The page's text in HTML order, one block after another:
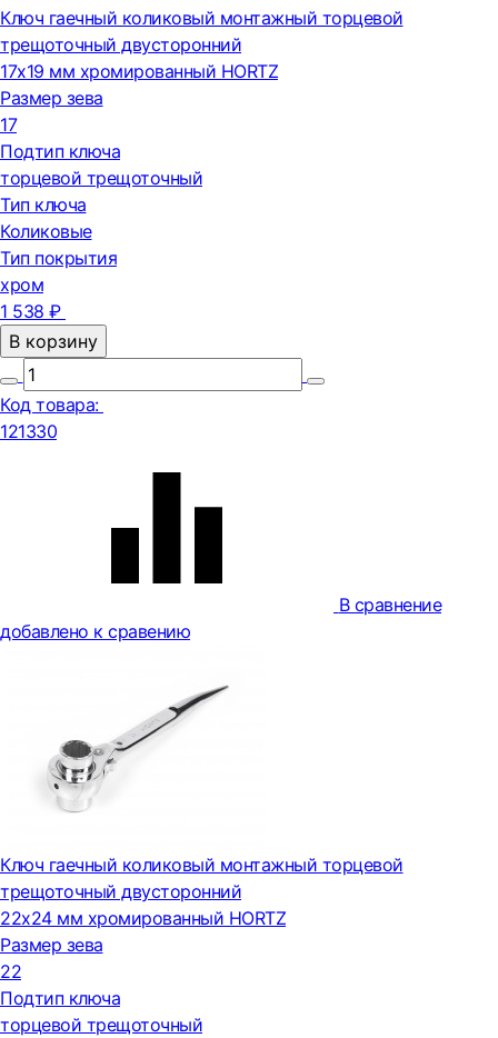
Ключ гаечный коликовый монтажный торцевой
трещоточный двусторонний
17x19 мм хромированный HORTZ
Размер зева
17
Подтип ключа
торцевой трещоточный
Тип ключа
Коликовые
Тип покрытия
хром
1 538 ₽
В корзину
Код товара:
121330
В сравнение
добавлено к сравению
Ключ гаечный коликовый монтажный торцевой
трещоточный двусторонний
22x24 мм хромированный HORTZ
Размер зева
22
Подтип ключа
торцевой трещоточный